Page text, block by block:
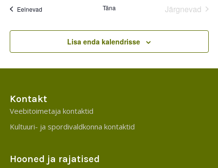
Eelnevad Täna Järgnevad
Lisa enda kalendrisse
Kontakt
Veebitoimetaja kontaktid
Kultuuri- ja spordivaldkonna kontaktid
Hooned ja rajatised